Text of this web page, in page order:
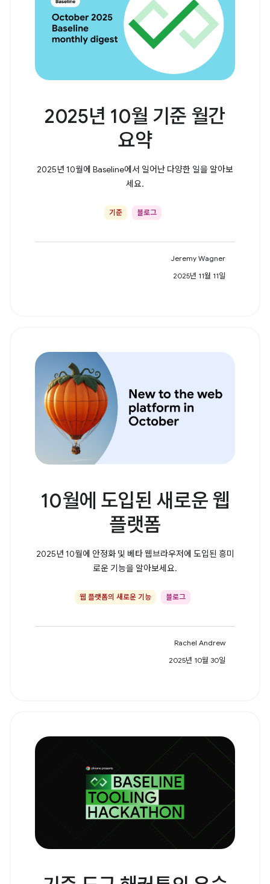
2025년 10월 기준 월간
요약
2025년 10월에 Baseline에서 일어난 다양한 일을 알아보
세요.
기준 블로그
Jeremy Wagner
2025년 11월 11일
10월에 도입된 새로운 웹
플랫폼
2025년 10월에 안정화 및 베타 웹브라우저에 도입된 흥미
로운 기능을 알아보세요.
웹 플랫폼의 새로운 기능 블로그
Rachel Andrew
2025년 10월 30일